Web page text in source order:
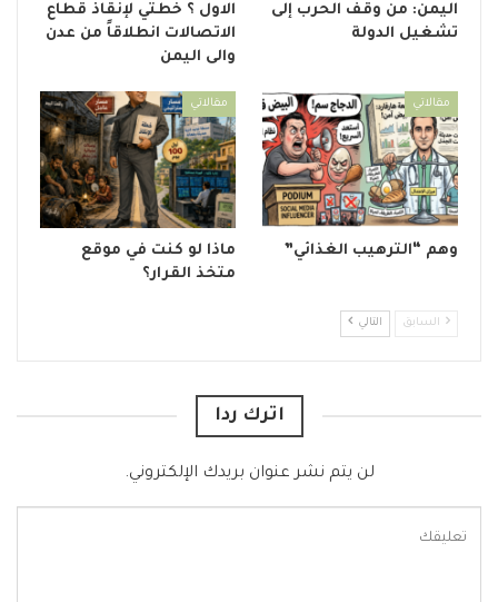
اليمن: من وقف الحرب إلى
تشغيل الدولة
الاول ؟ خطتي لإنقاذ قطاع
الاتصالات انطلاقاً من عدن
والى اليمن
مقالاتي
وهم “الترهيب الغذائي”
مقالاتي
ماذا لو كنت في موقع
متخذ القرار؟
السابق التالي
اترك ردا
لن يتم نشر عنوان بريدك الإلكتروني.